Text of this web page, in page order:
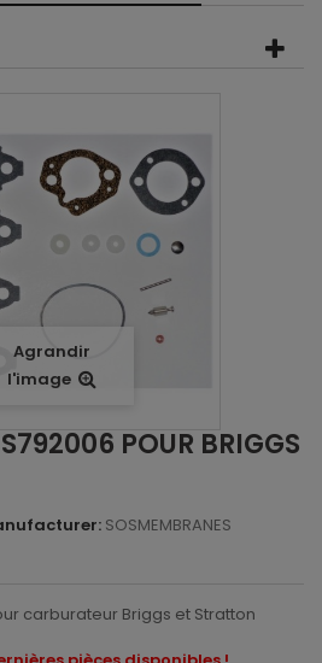
Agrandir
l'image
POUR BRIGGS
SOSMEMBRANES
carburateur Briggs et Stratton